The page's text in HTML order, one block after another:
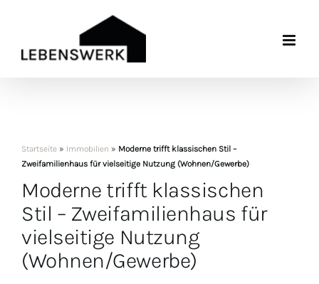
Startseite » Immobilien » Moderne trifft klassischen Stil –
Zweifamilienhaus für vielseitige Nutzung (Wohnen/Gewerbe)
Moderne trifft klassischen
Stil – Zweifamilienhaus für
vielseitige Nutzung
(Wohnen/Gewerbe)